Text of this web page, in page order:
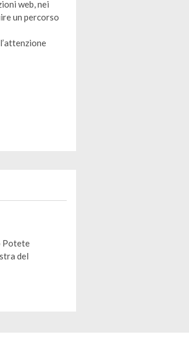
web, nei
un percorso
Potete
del